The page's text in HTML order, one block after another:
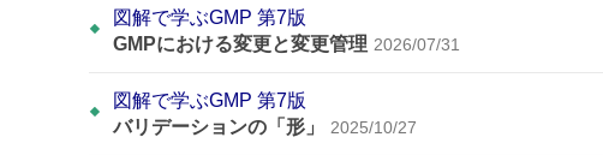
図解で学ぶGMP 第7版
GMPにおける変更と変更管理 2026/07/31
図解で学ぶGMP 第7版
バリデーションの「形」
2025/10/27